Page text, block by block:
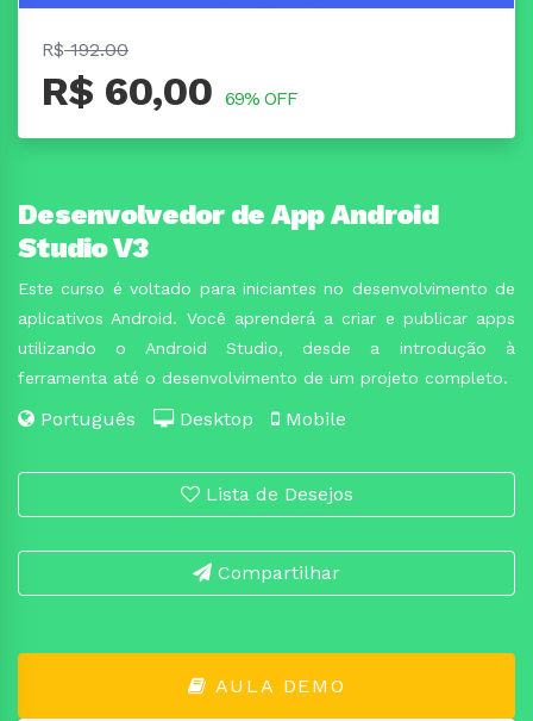
R$192.00
R$ 60,00 69% OFF
Desenvolvedor de App Android
Studio V3
Este curso é voltado para iniciantes no desenvolvimento de
aplicativos Android. Você aprenderá a criar e publicar apps
utilizando o Android Studio, desde a introdução à
ferramenta até o desenvolvimento de um projeto completo.
Português Desktop Mobile
Lista de Desejos
Compartilhar
AULA DEMO